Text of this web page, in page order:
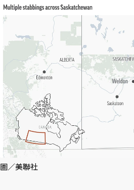
圖／美聯社